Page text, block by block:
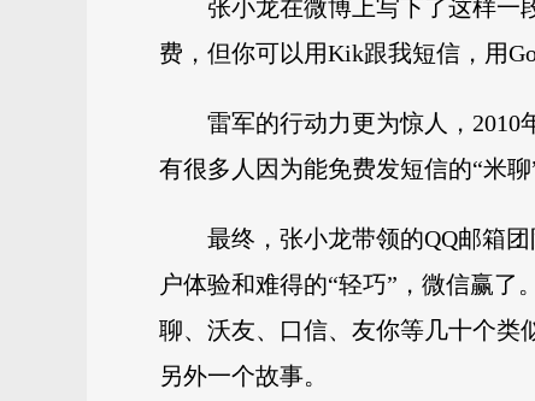
张小龙在微博上写下了这样一
费，但你可以用Kik跟我短信，用
雷军的行动力更为惊人，2010
有很多人因为能免费发短信的“米聊
最终，张小龙带领的QQ邮箱
户体验和难得的“轻巧”，微信赢
聊、沃友、口信、友你等几十个类
另外一个故事。